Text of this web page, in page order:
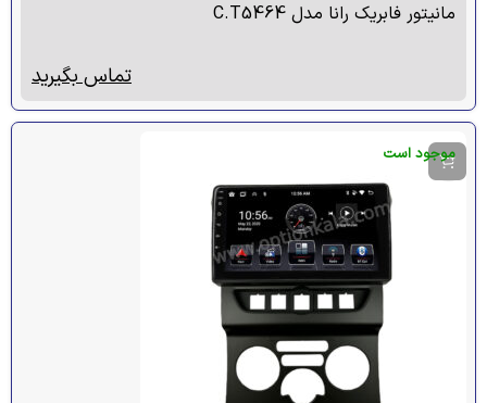
مانیتور فابریک رانا مدل C.T5464
تماس بگیرید
موجود است